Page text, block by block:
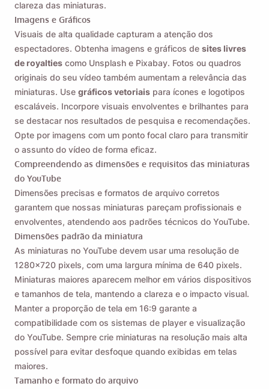
clareza das miniaturas.
Imagens e Gráficos
Visuais de alta qualidade capturam a atenção dos
espectadores. Obtenha imagens e gráficos de sites livres
de royalties como Unsplash e Pixabay. Fotos ou quadros
originais do seu vídeo também aumentam a relevância das
miniaturas. Use gráficos vetoriais para ícones e logotipos
escaláveis. Incorpore visuais envolventes e brilhantes para
se destacar nos resultados de pesquisa e recomendações.
Opte por imagens com um ponto focal claro para transmitir
o assunto do vídeo de forma eficaz.
Compreendendo as dimensões e requisitos das miniaturas
do YouTube
Dimensões precisas e formatos de arquivo corretos
garantem que nossas miniaturas pareçam profissionais e
envolventes, atendendo aos padrões técnicos do YouTube.
Dimensões padrão da miniatura
As miniaturas no YouTube devem usar uma resolução de
1280x720 pixels, com uma largura mínima de 640 pixels.
Miniaturas maiores aparecem melhor em vários dispositivos
e tamanhos de tela, mantendo a clareza e o impacto visual.
Manter a proporção de tela em 16:9 garante a
compatibilidade com os sistemas de player e visualização
do YouTube. Sempre crie miniaturas na resolução mais alta
possível para evitar desfoque quando exibidas em telas
maiores.
Tamanho e formato do arquivo